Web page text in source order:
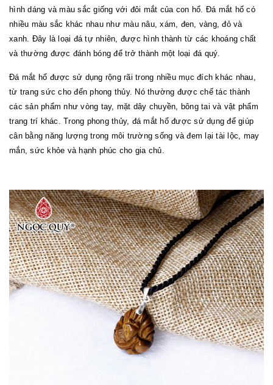
hình dáng và màu sắc giống với đôi mắt của con hổ. Đá mắt hổ có
nhiều màu sắc khác nhau như màu nâu, xám, đen, vàng, đỏ và
xanh. Đây là loại đá tự nhiên, được hình thành từ các khoáng chất
và thường được đánh bóng để trở thành một loại đá quý.
Đá mắt hổ được sử dụng rộng rãi trong nhiều mục đích khác nhau,
từ trang sức cho đến phong thủy. Nó thường được chế tác thành
các sản phẩm như vòng tay, mặt dây chuyền, bông tai và vật phẩm
trang trí khác. Trong phong thủy, đá mắt hổ được sử dụng để giúp
cân bằng năng lượng trong môi trường sống và đem lại tài lộc, may
mắn, sức khỏe và hạnh phúc cho gia chủ.